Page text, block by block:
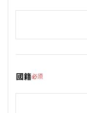
國籍必须